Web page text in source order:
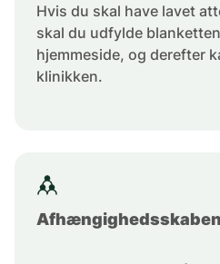
Hvis du skal have lavet
skal du udfylde
hjemmeside, og derefter
klinikken.